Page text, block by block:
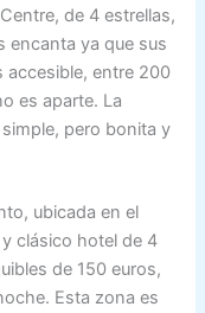
de 4 estrellas,
encanta ya que sus
accesible, entre 200
es aparte. La
pero bonita y
ubicada en el
clásico hotel de 4
de 150 euros,
Esta zona es